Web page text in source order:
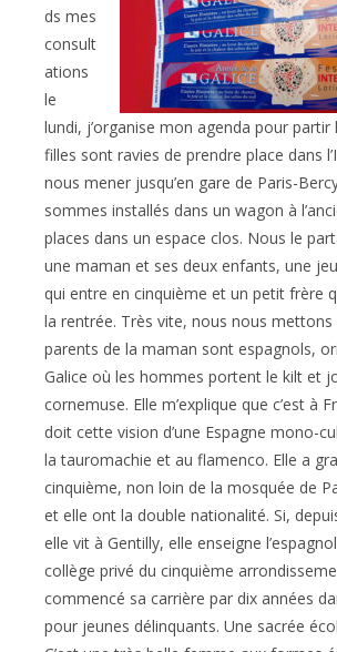
ds mes
consult
ations
le
lundi, j’organise mon agenda pour partir
filles sont ravies de prendre place dans
nous mener jusqu’en gare de Paris-
sommes installés dans un wagon à
places dans un espace clos. Nous le
une maman et ses deux enfants, une
qui entre en cinquième et un petit frère
la rentrée. Très vite, nous nous mettons
parents de la maman sont espagnols,
Galice où les hommes portent le kilt et
cornemuse. Elle m’explique que c’est à
doit cette vision d’une Espagne mono-
la tauromachie et au flamenco. Elle a
cinquième, non loin de la mosquée de
et elle ont la double nationalité. Si,
elle vit à Gentilly, elle enseigne
collège privé du cinquième
commencé sa carrière par dix années
pour jeunes délinquants. Une sacrée